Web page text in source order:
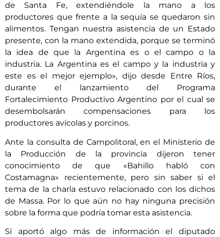
de Santa Fe, extendiéndole la mano a los
productores que frente a la sequía se quedaron sin
alimentos. Tengan nuestra asistencia de un Estado
presente, con la mano extendida, porque se terminó
la idea de que la Argentina es o el campo o la
industria. La Argentina es el campo y la industria y
este es el mejor ejemplo», dijo desde Entre Ríos,
durante el lanzamiento del Programa
Fortalecimiento Productivo Argentino por el cual se
desembolsarán compensaciones para los
productores avícolas y porcinos.
Ante la consulta de Campolitoral, en el Ministerio de
la Producción de la provincia dijeron tener
conocimiento de que «Bahillo habló con
Costamagna» recientemente, pero sin saber si el
tema de la charla estuvo relacionado con los dichos
de Massa. Por lo que aún no hay ninguna precisión
sobre la forma que podría tomar esta asistencia.
Sí aportó algo más de información el diputado